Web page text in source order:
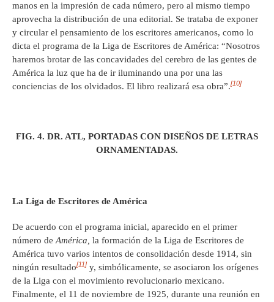
manos en la impresión de cada número, pero al mismo tiempo
aprovecha la distribución de una editorial. Se trataba de exponer
y circular el pensamiento de los escritores americanos, como lo
dicta el programa de la Liga de Escritores de América: “Nosotros
haremos brotar de las concavidades del cerebro de las gentes de
América la luz que ha de ir iluminando una por una las
conciencias de los olvidados. El libro realizará esa obra”.[10]
FIG. 4. DR. ATL, PORTADAS CON DISEÑOS DE LETRAS
ORNAMENTADAS.
La Liga de Escritores de América
De acuerdo con el programa inicial, aparecido en el primer
número deAmérica, la formación de la Liga de Escritores de
América tuvo varios intentos de consolidación desde 1914, sin
ningún resultado[11] y, simbólicamente, se asociaron los orígenes
de la Liga con el movimiento revolucionario mexicano.
Finalmente, el 11 de noviembre de 1925, durante una reunión en